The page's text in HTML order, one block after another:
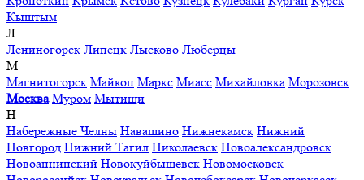
Кыштым
Л
Лениногорск Липецк Лысково Люберцы
М
Магнитогорск Майкоп Маркс Миасс Михайловка Морозовск
Москва Муром Мытищи
Н
Набережные Челны Навашино Нижнекамск Нижний
Новгород Нижний Тагил Николаевск Новоалександровск
Новоаннинский Новокуйбышевск Новомосковск